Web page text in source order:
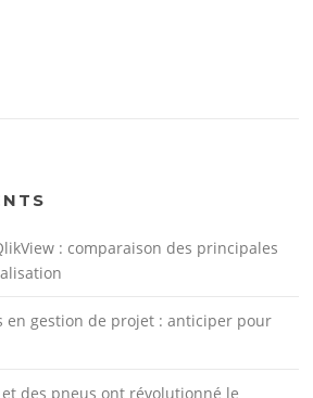
: comparaison des principales
en gestion de projet : anticiper pour
des pneus ont révolutionné le